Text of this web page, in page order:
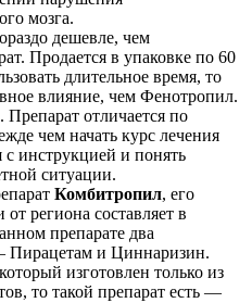
мозга.
дешевле, чем
Продается в упаковке по 60
длительное время, то
влияние, чем Фенотропил.
отличается по
чем начать курс лечения
с инструкцией и понять
ситуации.
Комбитропил, его
региона составляет в
препарате два
Пирацетам и Циннаризин.
изготовлен только из
то такой препарат есть —